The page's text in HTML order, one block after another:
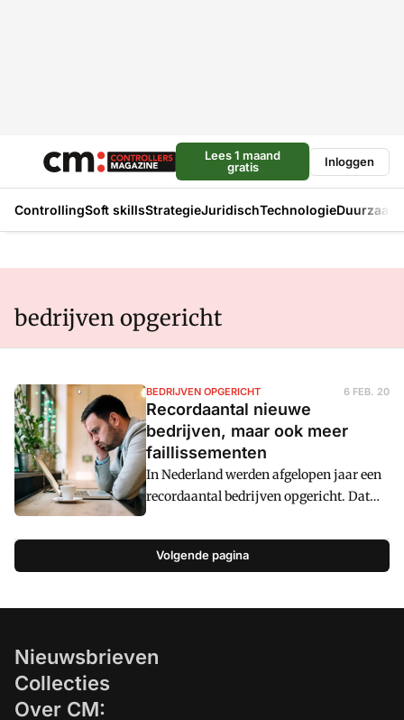
Lees 1 maand
gratis
Inloggen
ControllingSoft skillsStrategieJuridischTechnologie
bedrijven opgericht
BEDRIJVEN OPGERICHT 6 FEB. 20
Recordaantal nieuwe
bedrijven, maar ook meer
faillissementen
In Nederland werden afgelopen jaar een
recordaantal bedrijven opgericht. Dat
blijkt uit cijfers van
bedrijfsinformatiespecialist Graydon.
Daar tegenover staat dat ook het aantal
Volgende pagina
Nieuwsbrieven
Collecties
Over CM: